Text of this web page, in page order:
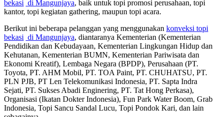
bekasi di Mangunjaya, baik untuk topi promosi perusahaan, topi
kantor, topi kegiatan gathering, maupun topi acara.
Berikut ini beberapa pelanggan yang menggunakan konveksi topi
bekasi di Mangunjaya, diantaranya Kementerian (Kementerian
Pendidikan dan Kebudayaan, Kementerian Lingkungan Hidup dan
Kehutanan, Kementerian BUMN, Kementerian Pariwisata dan
Ekonomi Kreatif), Lembaga Negara (BPDP), Perusahaan (PT.
Toyota, PT. AHM Mobil, PT. TOA Paint, PT. CHUHATSU, PT.
PLN PJB, PT Len Telekomunikasi Indonesia, PT. Sapta Indra
Sejati, PT. Sukses Abadi Enginering, PT. Tat Hong Perkasa),
Organisasi (Ikatan Dokter Indonesia), Fun Park Water Boom, Grab
Indonesia, Topi Sancu Sandal Lucu, Topi Pondok Kari, dan lain